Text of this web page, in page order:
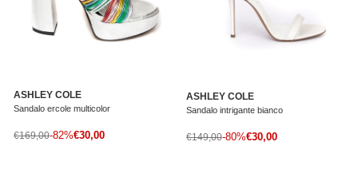
ASHLEY COLE
Sandalo ercole multicolor
Prezzo di vendita
€30,00
Prezzo normale
€169,00-82%
ASHLEY COLE
Sandalo intrigante bianco
Prezzo di vendita
€30,00
Prezzo normale
€149,00-80%